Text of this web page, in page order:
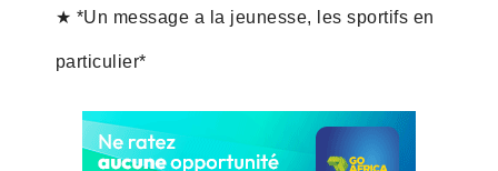
★ *Un message a la jeunesse, les sportifs en
particulier*